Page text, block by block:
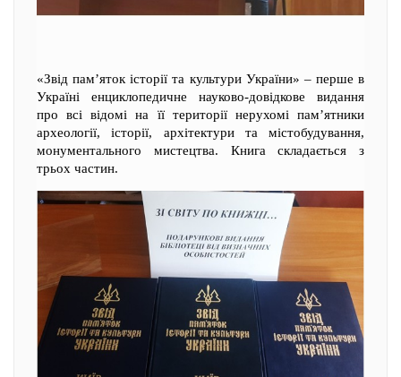
«Звід пам’яток історії та культури України» – перше в
Україні енциклопедичне науково-довідкове видання
про всі відомі на її території нерухомі пам’ятники
археології, історії, архітектури та містобудування,
монументального мистецтва. Книга складається з
трьох частин.